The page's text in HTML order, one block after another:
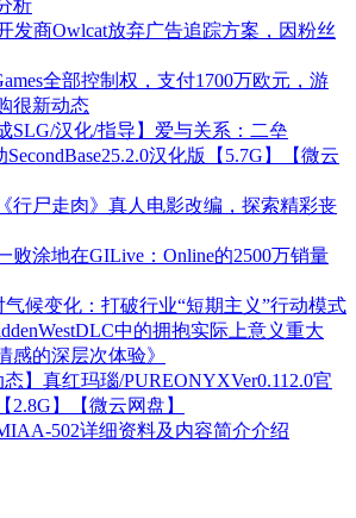
析
开发商Owlcat放弃广告追踪方案，因粉丝
全部控制权，支付1700万欧元，游
很新动态
SLG/汉化/指导】爱与关系：二垒
汉化版【5.7G】【微云
行尸走肉》真人电影改编，探索精彩丧
败涂地在GILive：Online的2500万销量
气候变化：打破行业“短期主义”行动模式
中的拥抱实际上意义重大
的深层次体验》
态】真红玛瑙/PUREONYXVer0.112.0官
2.8G】【微云网盘】
502详细资料及内容简介介绍